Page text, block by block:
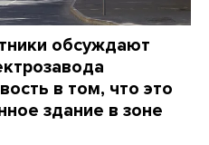
обсуждают
в том, что это
здание в зоне